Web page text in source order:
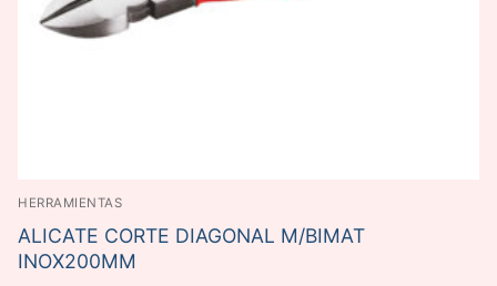
HERRAMIENTAS
ALICATE CORTE DIAGONAL M/BIMAT
INOX200MM